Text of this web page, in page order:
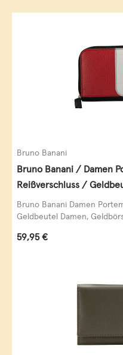
Bruno Banani
Bruno Banani / Damen
Reißverschluss /
Querformat, echt
Bruno Banani Damen
Geldbeutel Damen,
Regulärer Preis:
59,95 €